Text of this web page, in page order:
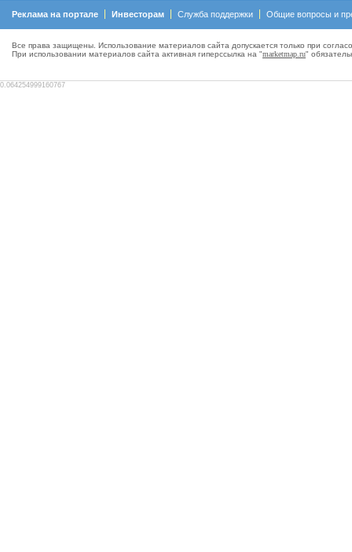
Реклама на портале Инвесторам Служба поддержки Общие вопросы и
Все права защищены. Использование материалов сайта допускается только при
При использовании материалов сайта активная гиперсcылка на "marketmap.ru"
0.064254999160767